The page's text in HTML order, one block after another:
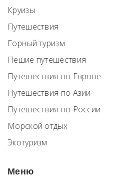
Круизы
Путешествия
Горный туризм
Пешие путешествия
Путешествия по Европе
Путешествия по Азии
Путешествия по России
Морской отдых
Экотуризм
Меню